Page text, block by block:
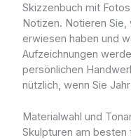
Skizzenbuch mit
Notizen. Notieren
erwiesen haben und
Aufzeichnungen
persönlichen
nützlich, wenn Sie
Materialwahl und
Skulpturen am besten